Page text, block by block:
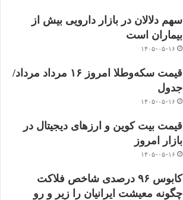
سهم دلالان در بازار دارویی بیش از
بیماران است
۱۴۰۵-۰۵-۱۶
قیمت سکه‌و‌طلا‌ امروز ۱۶ مرداد مرداد/
جدول
۱۴۰۵-۰۵-۱۶
قیمت بیت کوین و ارز‌های دیجیتال در
بازار امروز
۱۴۰۵-۰۵-۱۶
کابوس ۹۶ درصدی شاخص فلاکت
چگونه معیشت ایرانیان را زیر و رو